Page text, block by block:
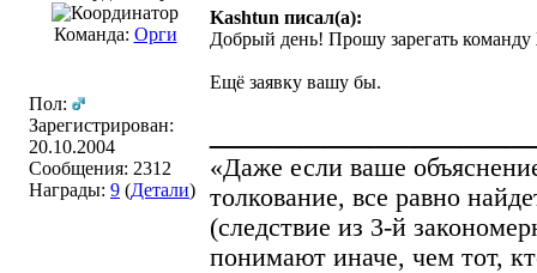
Команда: Орги
Пол:
Зарегистрирован:
20.10.2004
Сообщения: 2312
Награды: 9 (Детали)
Kashtun писал(а):
Добрый день! Прошу зарегать
Ещё заявку вашу бы.
«Даже если ваше
толкование, все равно
(cледствие из 3-й
понимают иначе, чем тот,